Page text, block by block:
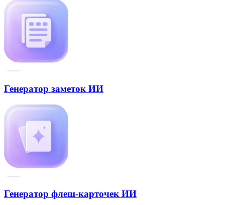
Генератор заметок ИИ
Генератор флеш-карточек ИИ